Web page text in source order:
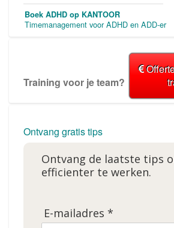
Boek ADHD op KANTOOR
Timemanagement voor ADHD en ADD-er
Training voor je team?
Ontvang gratis tips
Ontvang de laatste tips
efficienter te werken.
E-mailadres *